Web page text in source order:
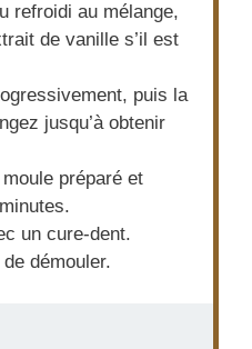
refroidi au mélange,
de vanille s’il est
puis la
jusqu’à obtenir
préparé et
un cure-dent.
démouler.